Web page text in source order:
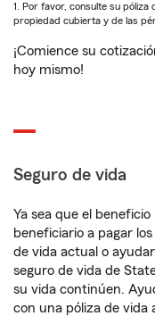
1. Por favor, consulte su
propiedad cubierta y de las
¡Comience su
hoy mismo!
Seguro de vida
Ya sea que el
beneficiario a pagar
de vida actual o
seguro de vida de
su vida continúen.
con una póliza de vida